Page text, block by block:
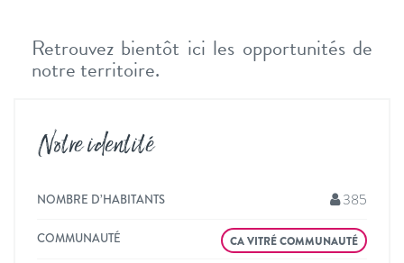
Retrouvez bientôt ici les opportunités de
notre territoire.
Notre identité
NOMBRE D’HABITANTS 385
COMMUNAUTÉ CA VITRÉ COMMUNAUTÉ